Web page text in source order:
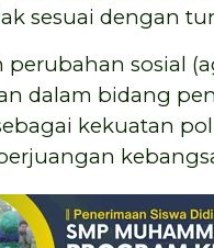
sesuai dengan
perubahan sosial
dalam bidang
kekuatan